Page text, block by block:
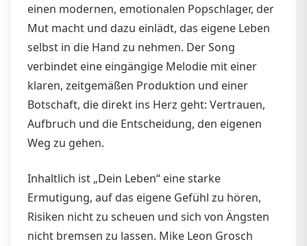
einen modernen, emotionalen Popschlager, der
Mut macht und dazu einlädt, das eigene Leben
selbst in die Hand zu nehmen. Der Song
verbindet eine eingängige Melodie mit einer
klaren, zeitgemäßen Produktion und einer
Botschaft, die direkt ins Herz geht: Vertrauen,
Aufbruch und die Entscheidung, den eigenen
Weg zu gehen.
Inhaltlich ist „Dein Leben“ eine starke
Ermutigung, auf das eigene Gefühl zu hören,
Risiken nicht zu scheuen und sich von Ängsten
nicht bremsen zu lassen. Mike Leon Grosch